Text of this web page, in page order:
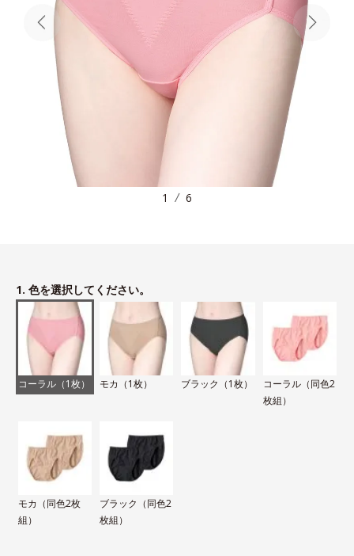
1 6
1. 色を選択してください。
コーラル（1枚） モカ（1枚） ブラック（1枚）
コーラル（同色2
枚組）
モカ（同色2枚
組）
ブラック（同色2
枚組）